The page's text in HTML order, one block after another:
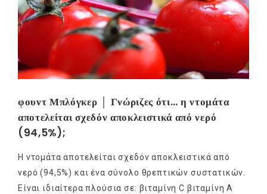
φουντ Μπλόγκερ │ Γνώριζες ότι… η ντομάτα
αποτελείται σχεδόν αποκλειστικά από νερό
(94,5%);
H ντομάτα αποτελείται σχεδόν αποκλειστικά από
νερό (94,5%) και ένα σύνολο θρεπτικών συστατικών.
Είναι ιδιαίτερα πλούσια σε: βιταμίνη C βιταμίνη Α